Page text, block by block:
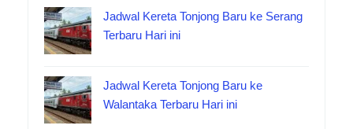
Jadwal Kereta Tonjong Baru ke Serang
Terbaru Hari ini
Jadwal Kereta Tonjong Baru ke
Walantaka Terbaru Hari ini